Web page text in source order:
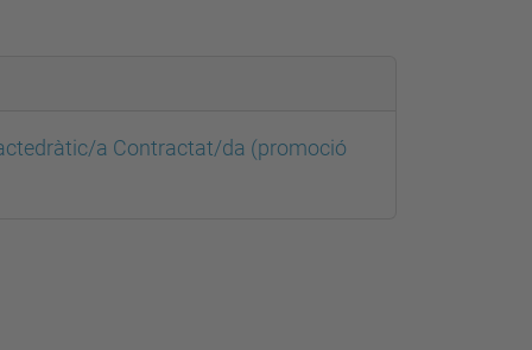
a Contractat/da (promoció